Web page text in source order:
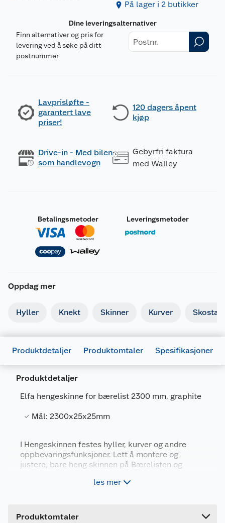
På lager i 2 butikker
Dine leveringsalternativer
Finn alternativer og pris for
levering ved å søke på ditt
postnummer
Lavprisløfte -
garantert lave
priser!
120 dagers åpent
kjøp
Drive-in - Med bilen
som handlevogn
Gebyrfri faktura
med Walley
Betalingsmetoder Leveringsmetoder
Oppdag mer
Hyller Knekt Skinner Kurver
Produktdetaljer Produktomtaler Spesifikasjoner
Produktdetaljer
Elfa hengeskinne for bærelist 2300 mm, graphite
Mål: 2300x25x25mm
I Hengeskinnen festes hyller, kurver og andre
oppbevaringsfunksjoner. Lett å montere og
justere, bare heng skinnen på Bærelisten og
les mer
Produktomtaler
Artikkelnummer
Farge
GRAFITT